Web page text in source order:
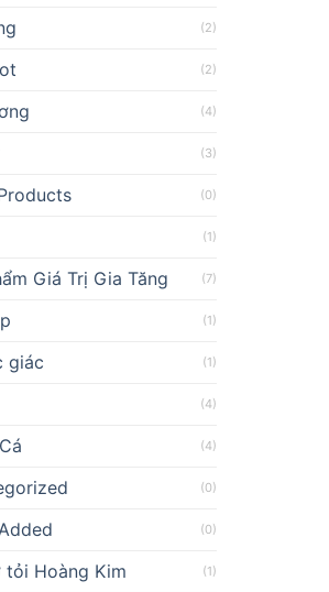
(2)
(2)
(4)
(3)
(0)
(1)
Giá Trị Gia Tăng (7)
(1)
giác (1)
(4)
(4)
(0)
(0)
tỏi Hoàng Kim (1)